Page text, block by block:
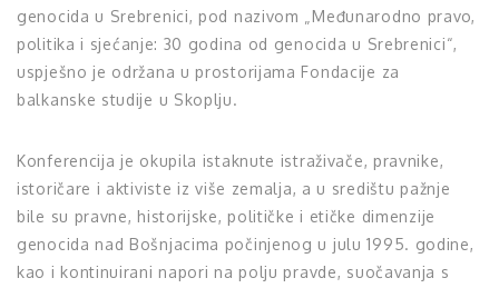
genocida u Srebrenici, pod nazivom „Međunarodno pravo,
politika i sjećanje: 30 godina od genocida u Srebrenici“,
uspješno je održana u prostorijama Fondacije za
balkanske studije u Skoplju.
Konferencija je okupila istaknute istraživače, pravnike,
istoričare i aktiviste iz više zemalja, a u središtu pažnje
bile su pravne, historijske, političke i etičke dimenzije
genocida nad Bošnjacima počinjenog u julu 1995. godine,
kao i kontinuirani napori na polju pravde, suočavanja s